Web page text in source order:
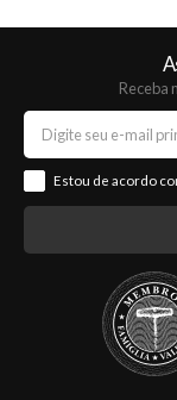
Receba
Estou de acordo